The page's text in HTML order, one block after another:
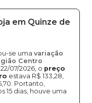
em Quinze de
se uma variação
Centro
07/2026, o preço
estava R$ 133,28,
Portanto,
15 dias, houve uma